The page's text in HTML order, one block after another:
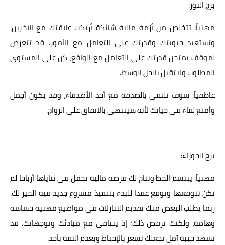
برج الثور:
مهنياً: تتخلص من أزمة مالية شائكة أربكت علاقتك مع الآخرين،
وتستعيد حيويتك وقدرتك على التعامل مع الأمور. قد تتعرض
لموقف يمتحن قدرتك على التعامل مع الواقع، كن على المستوى
المطلوب ولا تقبل بالحل الوسط.
عاطفياً: سوف تلتقي بالصدفة مع أحد الأصدقاء، وقد يكون أجمل
وأمتع لقاء في حياتك لأنه سينتهي بالاتفاق على الزواج.
برج الجوزاء:
مهنياً: يبتسم الحظ وتتاح لك فرصة مالية تحمل في ثناياها أرباحا لم
تكن تتوقعها وتوقع عقدا للبدء بتنفيذ مشروع جديد فيه الخير لك.
ربما يطلب البعض منك تقديم التنازلات في مواضيع مهنية حساسة
وهامة، ولكنك ترفض ذلك؛ إذ يتنافى مع مبادئك وتوجهاتك. قد
تشهد خيبة آمل تجعلك تشعر بالإحباط وبعدم الثقة بأحد.